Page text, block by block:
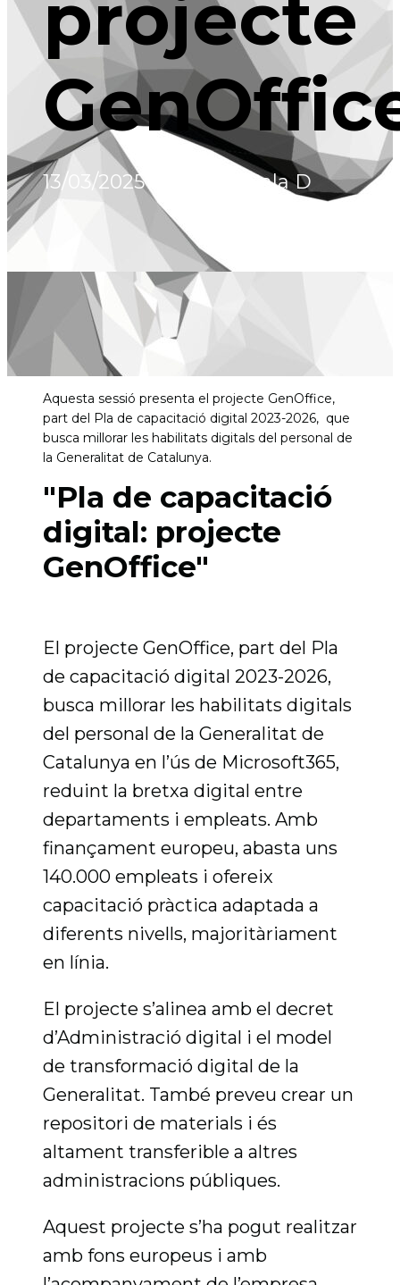
projecte
13/03/202513.45 - 14.15 Sala D
Aquesta sessió presenta el projecte GenOffice,
part del Pla de capacitació digital 2023-2026, que
busca millorar les habilitats digitals del personal de
la Generalitat de Catalunya.
"Pla de capacitació
digital: projecte
GenOffice"
El projecte GenOffice, part del Pla
de capacitació digital 2023-2026,
busca millorar les habilitats digitals
del personal de la Generalitat de
Catalunya en l’ús de Microsoft365,
reduint la bretxa digital entre
departaments i empleats. Amb
finançament europeu, abasta uns
140.000 empleats i ofereix
capacitació pràctica adaptada a
diferents nivells, majoritàriament
en línia.
El projecte s’alinea amb el decret
d’Administració digital i el model
de transformació digital de la
Generalitat. També preveu crear un
repositori de materials i és
altament transferible a altres
administracions públiques.
Aquest projecte s’ha pogut realitzar
amb fons europeus i amb